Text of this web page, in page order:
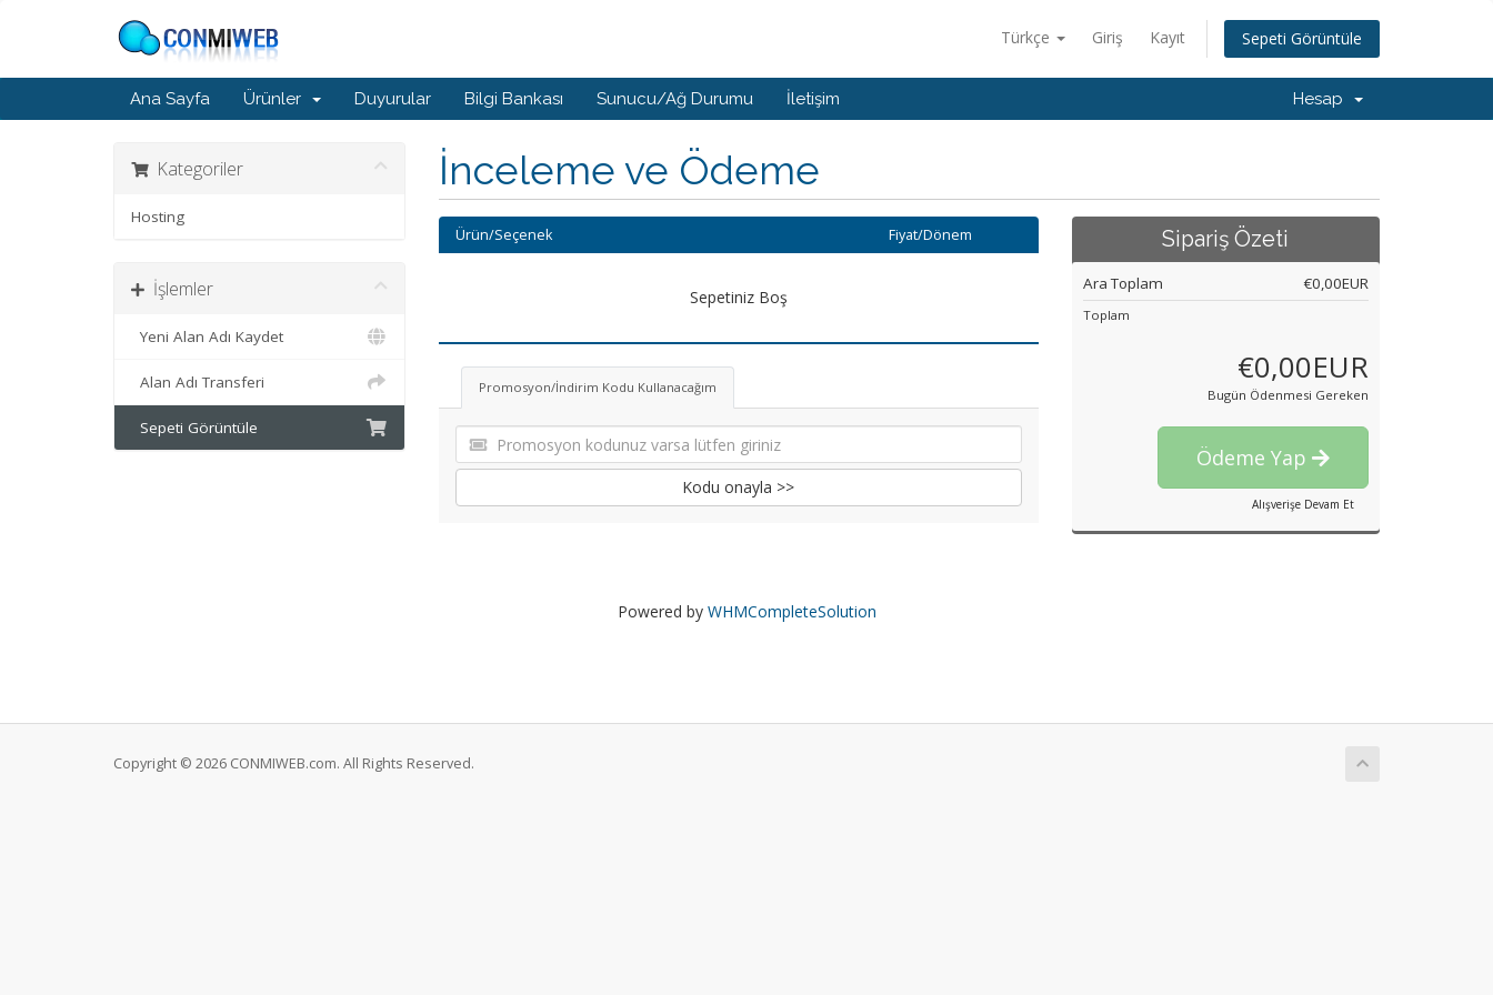
Türkçe Giriş Kayıt Sepeti Görüntüle
Ana Sayfa Ürünler Duyurular Bilgi Bankası Sunucu/Ağ Durumu İletişim Hesap
Kategoriler
Hosting
İşlemler
Yeni Alan Adı Kaydet
Alan Adı Transferi
Sepeti Görüntüle
İnceleme ve Ödeme
Ürün/Seçenek Fiyat/Dönem
Sepetiniz Boş
Promosyon/İndirim Kodu Kullanacağım
Kodu onayla >>
Sipariş Özeti
Ara Toplam €0,00EUR
Toplam
€0,00EUR
Bugün Ödenmesi Gereken
Ödeme Yap
Alışverişe Devam Et
Powered by WHMCompleteSolution
Copyright © 2026 CONMIWEB.com. All Rights Reserved.